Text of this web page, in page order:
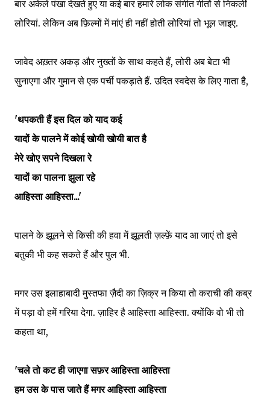
बार अकेले पंखा देखते हुए या कई बार हमारे लोक संगीत गीतों से निकलीं
लोरियां. लेकिन अब फ़िल्मों में मांएं ही नहीं होती लोरियां तो भूल जाइए.
जावेद अख़्तर अकड़ और नुख्तों के साथ कहते हैं, लोरी अब बेटा भी
सुनाएगा और गुमान से एक पर्ची पकड़ाते हैं. उदित स्वदेस के लिए गाता है,
'थपकती हैं इस दिल को याद कई
यादों के पालने में कोई खोयी खोयी बात है
मेरे खोए सपने दिखला रे
यादों का पालना झुला रहे
आहिस्ता आहिस्ता...'
पालने के झूलने से किसी की हवा में झूलती ज़ल्फ़ें याद आ जाएं तो इसे
बतुकी भी कह सकते हैं और पुल भी.
मगर उस इलाहाबादी मुस्तफा ज़ैदी का ज़िक्र न किया तो कराची की कब्र
में पड़ा वो हमें गरिया देगा. ज़ाहिर है आहिस्ता आहिस्ता. क्योंकि वो भी तो
कहता था,
'चले तो कट ही जाएगा सफ़र आहिस्ता आहिस्ता
हम उस के पास जाते हैं मगर आहिस्ता आहिस्ता